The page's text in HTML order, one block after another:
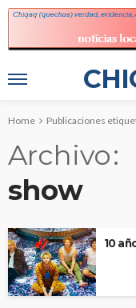
Home Publicaciones
Archivo
show
10